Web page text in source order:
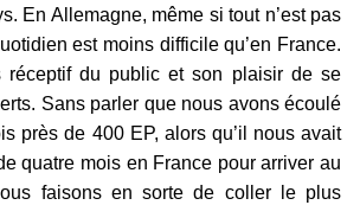
En Allemagne, même si tout n’est pas
est moins difficile qu’en France.
réceptif du public et son plaisir de se
Sans parler que nous avons écoulé
près de 400 EP, alors qu’il nous avait
quatre mois en France pour arriver au
faisons en sorte de coller le plus